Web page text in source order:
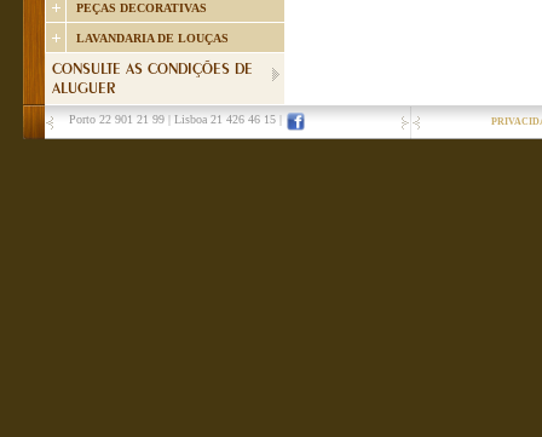
PEÇAS DECORATIVAS
LAVANDARIA DE LOUÇAS
CONSULTE AS CONDIÇÕES DE
ALUGUER
Porto 22 901 21 99 Lisboa 21 426 46 15